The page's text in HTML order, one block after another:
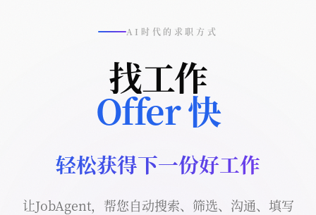
AI时代的求职方式
找工作
Offer 快
轻松获得下一份好工作
让JobAgent，帮您自动搜索、筛选、沟通、填写